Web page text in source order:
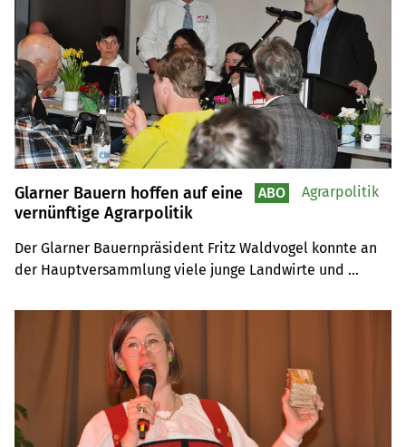
Glarner Bauern hoffen auf eine
vernünftige Agrarpolitik
Der Glarner Bauernpräsident Fritz Waldvogel konnte an
der Hauptversammlung viele junge Landwirte und
anspruchsvoll: Vom Wolf bis zur Agrarpolitik.
ABO Agrarpolitik